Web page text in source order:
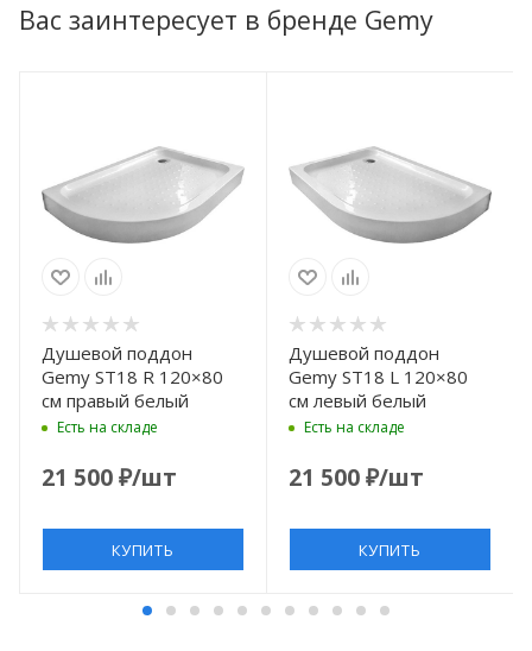
Вас заинтересует в бренде Gemy
Душевой поддон
Gemy ST18 R 120×80
см правый белый
Есть на складе
21 500₽/шт
КУПИТЬ
Душевой поддон
Gemy ST18 L 120×80
см левый белый
Есть на складе
21 500₽/шт
КУПИТЬ